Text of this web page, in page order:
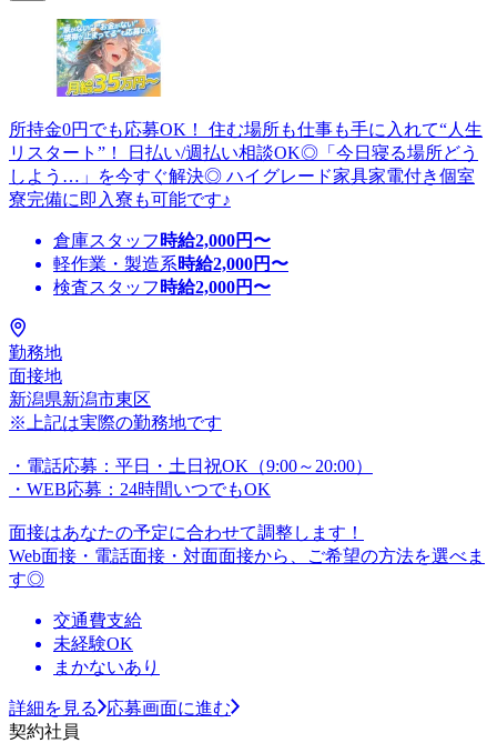
所持金0円でも応募OK！ 住む場所も仕事も手に入れて“人生
リスタート”！ 日払い/週払い相談OK◎「今日寝る場所どう
しよう…」を今すぐ解決◎ ハイグレード家具家電付き個室
寮完備に即入寮も可能です♪
倉庫スタッフ 時給2,000円〜
軽作業・製造系時給2,000円〜
検査スタッフ 時給2,000円〜
勤務地
面接地
新潟県新潟市東区
※上記は実際の勤務地です
・電話応募：平日・土日祝OK（9:00～20:00）
・WEB応募：24時間いつでもOK
面接はあなたの予定に合わせて調整します！
Web面接・電話面接・対面面接から、ご希望の方法を選べま
す◎
交通費支給
未経験OK
まかないあり
詳細を見る
応募画面に進む
契約社員